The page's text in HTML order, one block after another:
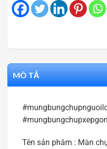
MÔ TẢ
Tên sản phâm : Màn